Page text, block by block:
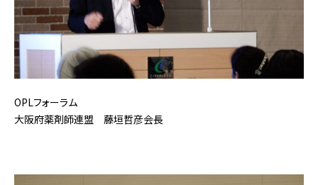
OPLフォーラム
大阪府薬剤師連盟 藤垣哲彦会長